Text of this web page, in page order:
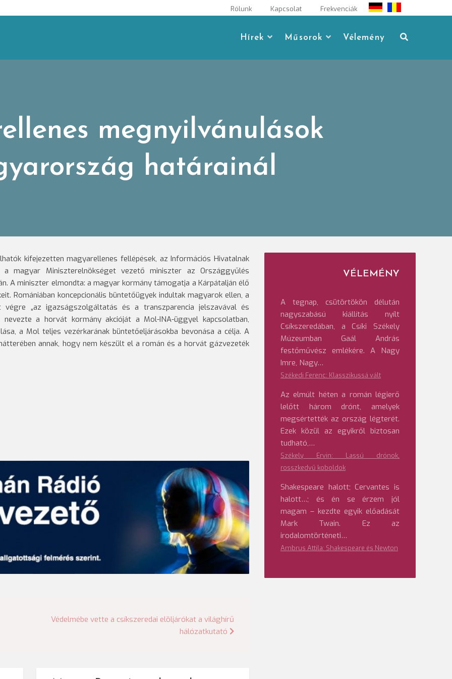
Rólunk Kapcsolat Frekvenciák
Hírek Műsorok Vélemény
megnyilvánulások
határainál
kifejezetten magyarellenes fellépések, az Információs Hivatalnak
a magyar Miniszterelnökséget vezető miniszter az Országgyűlés
A miniszter elmondta: a magyar kormány támogatja a Kárpátalján élő
Romániában koncepcionális büntetőügyek indultak magyarok ellen, a
végre „az igazságszolgáltatás és a transzparencia jelszavával és
a horvát kormány akcióját a Mol-INA-üggyel kapcsolatban,
a Mol teljes vezérkarának büntetőeljárásokba bevonása a célja. A
annak, hogy nem készült el a román és a horvát gázvezeték
Védelmébe vette a csíkszeredai elöljárókat a világhírű
hálózatkutató
VÉLEMÉNY
A tegnap, csütörtökön délután
nagyszabású kiállítás nyílt
Csíkszeredában, a Csíki Székely
Múzeumban Gaál András
festőművész emlékére. A Nagy
Imre, Nagy…
Székedi Ferenc: Klasszikussá vált
Az elmúlt héten a román légierő
lelőtt három drónt, amelyek
megsértették az ország légterét.
Ezek közül az egyikről biztosan
tudható,…
Székely Ervin: Lassú drónok,
rosszkedvű koboldok
Shakespeare halott; Cervantes is
halott…; és én se érzem jól
magam – kezdte egyik előadását
Mark Twain. Ez az
irodalomtörténeti…
Ambrus Attila: Shakespeare és Newton